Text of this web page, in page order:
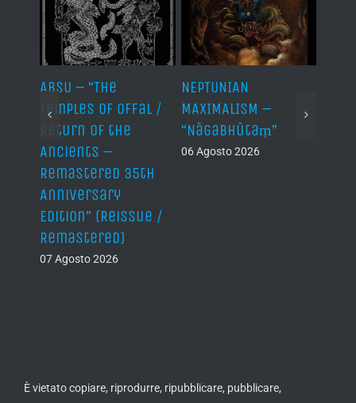
ABSU – “The
Temples of Offal /
Return of the
Ancients –
Remastered 35th
Anniversary
Edition” (Reissue /
Remastered)
07 Agosto 2026
NEPTUNIAN
MAXIMALISM –
“Nāgabhūtaṃ”
06 Agosto 2026
È vietato copiare, riprodurre, ripubblicare, pubblicare,